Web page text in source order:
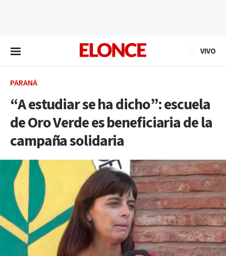
VIVO
PARANÁ
“A estudiar se ha dicho”: escuela
de Oro Verde es beneficiaria de la
campaña solidaria